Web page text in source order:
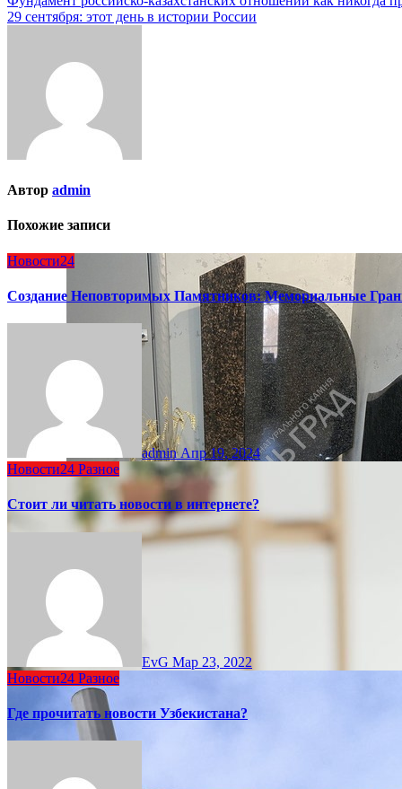
по
29 сентября: этот день в истории России
Автор admin
Похожие записи
Новости24
Создание Неповторимых Памятников: Мемориальные
adminАпр 19, 2024
Новости24 Разное
Стоит ли читать новости в интернете?
EvG Мар 23, 2022
Новости24 Разное
Где прочитать новости Узбекистана?